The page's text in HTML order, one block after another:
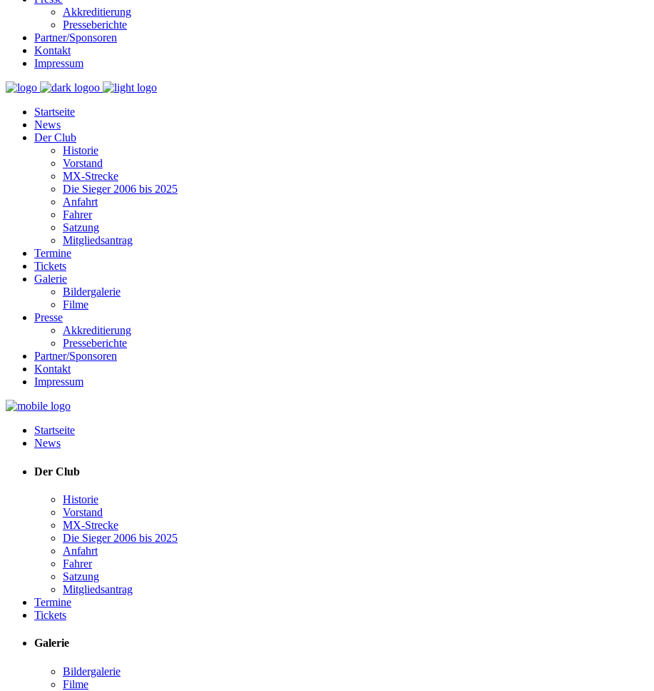
Akkreditierung
Presseberichte
Partner/Sponsoren
Kontakt
Impressum
Startseite
News
Der Club
Historie
Vorstand
MX-Strecke
Die Sieger 2006 bis 2025
Anfahrt
Fahrer
Satzung
Mitgliedsantrag
Termine
Tickets
Galerie
Bildergalerie
Filme
Presse
Akkreditierung
Presseberichte
Partner/Sponsoren
Kontakt
Impressum
Startseite
News
Der Club
Historie
Vorstand
MX-Strecke
Die Sieger 2006 bis 2025
Anfahrt
Fahrer
Satzung
Mitgliedsantrag
Termine
Tickets
Galerie
Bildergalerie
Filme